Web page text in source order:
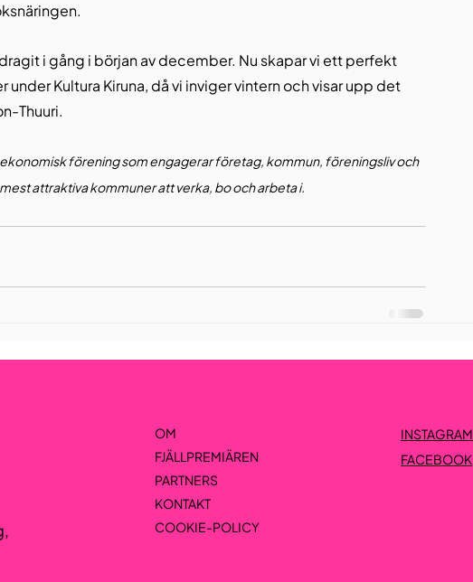
i gång i början av december. Nu skapar vi ett perfekt
Kultura Kiruna, då vi inviger vintern och visar upp det
Thuuri.
ekonomisk förening som engagerar företag, kommun, föreningsliv och
attraktiva kommuner att verka, bo och arbeta i.
,
OM
FJÄLLPREMIÄREN
PARTNERS
KONTAKT
COOKIE-POLICY
INSTAGRAM
FACEBOOK